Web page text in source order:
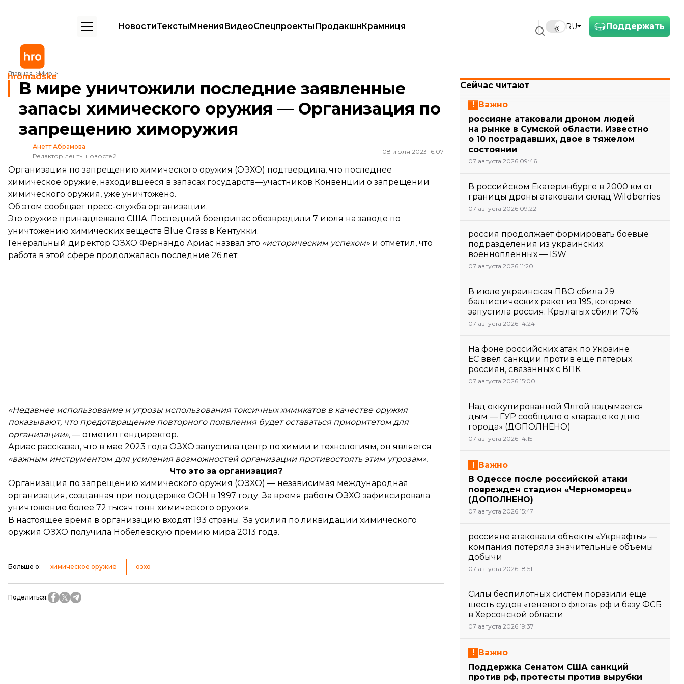
Поддержать
RU
НовостиТекстыМненияВидеоСпецпроектыПродакшнКрамниця
Главная Мир
В мире уничтожили последние заявленные запасы химического оружия — Организация по запрещению химоружия
В мире уничтожили последние заявленные
запасы химического оружия — Организация по
запрещению химоружия
Анетт Абрамова
Редактор ленты новостей
08 июля 2023 16:07
Организация по запрещению химического оружия (ОЗХО) подтвердила, что последнее
химическое оружие, находившееся в запасах государств—участников Конвенции о запрещении
химического оружия, уже уничтожено.
Об этом сообщаетпресс-служба организации.
Это оружие принадлежало США. Последний боеприпас обезвредили 7 июля на заводе по
уничтожению химических веществ Blue Grass в Кентукки.
Генеральный директор ОЗХО Фернандо Ариас назвал это «историческим успехом» и отметил, что
работа в этой сфере продолжалась последние 26 лет.
«Недавнее использование и угрозы использования токсичных химикатов в качестве оружия
показывают, что предотвращение повторного появления будет оставаться приоритетом для
организации», — отметил гендиректор.
Ариас рассказал, что в мае 2023 года ОЗХО запустила центр по химии и технологиям, он является
«важным инструментом для усиления возможностей организации противостоять этим угрозам».
Что это за организация?
Организация по запрещению химического оружия (ОЗХО) — независимая международная
организация, созданная при поддержке ООН в 1997 году. За время работы ОЗХО зафиксировала
уничтожение более 72 тысяч тонн химического оружия.
В настоящее время в организацию входят 193 страны. За усилия по ликвидации химического
оружия ОЗХО получила Нобелевскую премию мира 2013 года.
Больше о: химическое оружие озхо
Поделиться:
Сейчас читают
Важно
россияне атаковали дроном людей
на рынке в Сумской области. Известно
о 10 пострадавших, двое в тяжелом
состоянии
07 августа 2026 09:46
В российском Екатеринбурге в 2000 км от
границы дроны атаковали склад Wildberries
07 августа 2026 09:22
россия продолжает формировать боевые
подразделения из украинских
военнопленных — ISW
07 августа 2026 11:20
В июле украинская ПВО сбила 29
баллистических ракет из 195, которые
запустила россия. Крылатых сбили 70%
07 августа 2026 14:24
На фоне российских атак по Украине
ЕС ввел санкции против еще пятерых
россиян, связанных с ВПК
07 августа 2026 15:00
Над оккупированной Ялтой вздымается
дым — ГУР сообщило о «параде ко дню
города» (ДОПОЛНЕНО)
07 августа 2026 14:15
Важно
В Одессе после российской атаки
поврежден стадион «Черноморец»
(ДОПОЛНЕНО)
07 августа 2026 15:47
россияне атаковали объекты «Укрнафты» —
компания потеряла значительные объемы
добычи
07 августа 2026 18:51
Силы беспилотных систем поразили еще
шесть судов «теневого флота» рф и базу ФСБ
в Херсонской области
07 августа 2026 19:37
Важно
Поддержка Сенатом США санкций
против рф, протесты против вырубки